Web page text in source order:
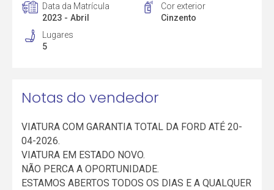
Data da Matrícula
2023 - Abril
Cor exterior
Cinzento
Lugares
5
Notas do vendedor
VIATURA COM GARANTIA TOTAL DA FORD ATÉ 20-
04-2026.
VIATURA EM ESTADO NOVO.
NÃO PERCA A OPORTUNIDADE.
ESTAMOS ABERTOS TODOS OS DIAS E A QUALQUER